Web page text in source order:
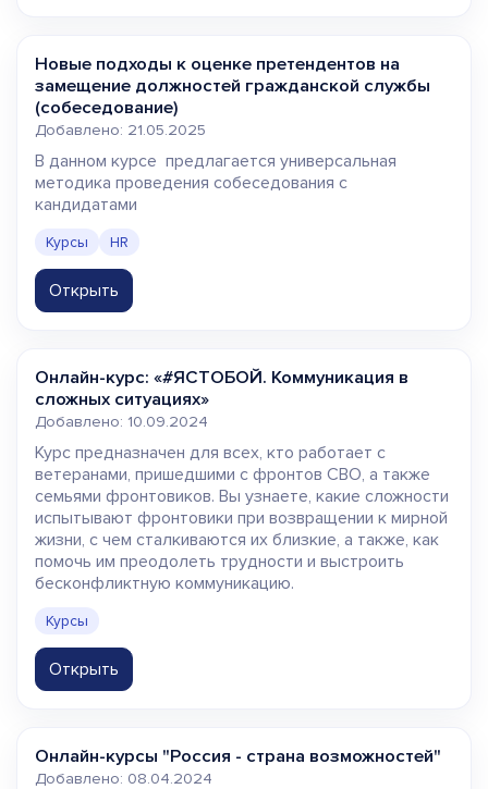
Новые подходы к оценке претендентов на
замещение должностей гражданской службы
(собеседование)
Добавлено: 21.05.2025
В данном курсе предлагается универсальная
методика проведения собеседования с
кандидатами
Курсы HR
Открыть
Онлайн-курс: «#ЯСТОБОЙ. Коммуникация в
сложных ситуациях»
Добавлено: 10.09.2024
Курс предназначен для всех, кто работает с
ветеранами, пришедшими с фронтов СВО, а также
семьями фронтовиков. Вы узнаете, какие сложности
испытывают фронтовики при возвращении к мирной
жизни, с чем сталкиваются их близкие, а также, как
помочь им преодолеть трудности и выстроить
бесконфликтную коммуникацию.
Курсы
Открыть
Онлайн-курсы "Россия - страна возможностей"
Добавлено: 08.04.2024